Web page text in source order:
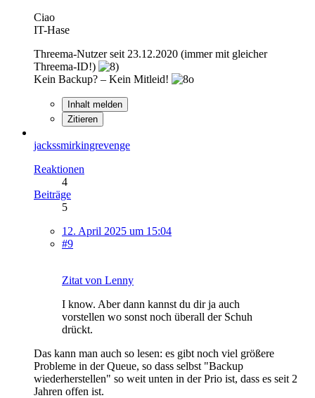
Ciao
IT-Hase
Threema-Nutzer seit 23.12.2020 (immer mit gleicher
Threema-ID!)
Kein Backup? – Kein Mitleid!
Inhalt melden
Zitieren
jackssmirkingrevenge
Reaktionen
4
Beiträge
5
12. April 2025 um 15:04
#9
Zitat von Lenny
I know. Aber dann kannst du dir ja auch
vorstellen wo sonst noch überall der Schuh
drückt.
Das kann man auch so lesen: es gibt noch viel größere
Probleme in der Queue, so dass selbst "Backup
wiederherstellen" so weit unten in der Prio ist, dass es seit 2
Jahren offen ist.